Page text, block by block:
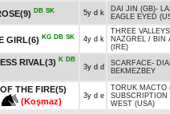
DB SK 5y d k DAI JIN (GB)-
EAGLE EYED
GIRL(6) KG DB SK 4y d k
THREE
NAZGREL / BIN
(IRE)
RIVAL(3) K DB
3y d d SCARFACE-
BEKMEZBEY
THE FIRE(5)
(Koşmaz)
3y d e
TORUK MACTO
SUBSCRIPTION
WEST (USA)